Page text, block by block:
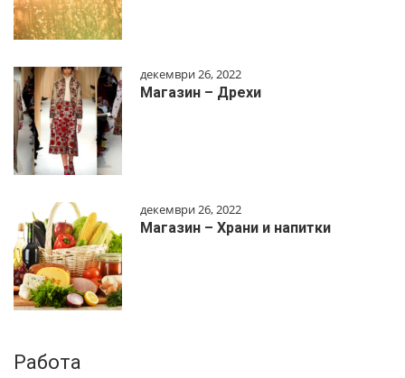
декември 26, 2022
Магазин – Дрехи
декември 26, 2022
Магазин – Храни и напитки
Работа